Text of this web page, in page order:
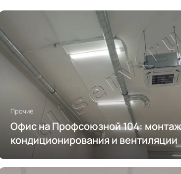
Прочие
Офис на Профсоюзной 104:
кондиционирования и вентиляции